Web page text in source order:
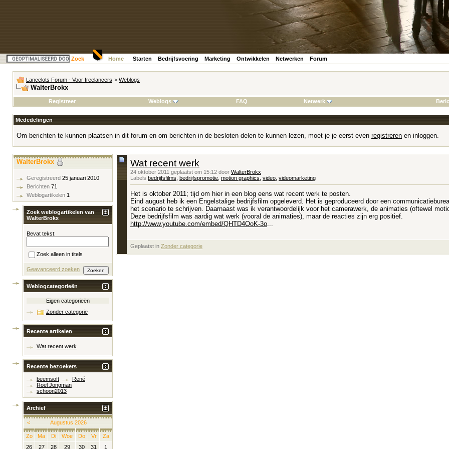
Zoek Home Starten Bedrijfsvoering Marketing Ontwikkelen Netwerken Forum
Lancelots Forum - Voor freelancers > Weblogs
WalterBrokx
Registreer
Weblogs FAQ Netwerk
Mededelingen
Om berichten te kunnen plaatsen in dit forum en om berichten in de besloten delen te kunnen lezen, moet je je eerst even registreren en inloggen.
Wat recent werk
24 oktober 2011 geplaatst om 15:12 door WalterBrokx
Labels bedrijfsfilms bedrijfspromotie motion graphics video videomarketing
Het is oktober 2011; tijd om hier in een blog eens wat recent werk te posten.
Eind august heb ik een Engelstalige bedrijfsfilm opgeleverd. Het is geproduceerd door een
het scenario te schrijven. Daarnaast was ik verantwoordelijk voor het camerawerk, de animaties (oftewel
Deze bedrijfsfilm was aardig wat werk (vooral de animaties), maar de reacties zijn erg positief.
http://www.youtube.com/embed/QHTD4OoK-3o
Geplaatst in Zonder categorie
WalterBrokx
Geregistreerd 25 januari 2010
Berichten 71
Weblogartikelen 1
Zoek weblogartikelen van
WalterBrokx
Bevat tekst:
Zoek alleen in titels
Geavanceerd zoeken
Weblogcategorieën
Eigen categorieën
Zonder categorie
Recente artikelen
Wat recent werk
Recente bezoekers
beemsoft
René
Roel Jongman
schoon2013
Archief
< Augustus 2026
Zo Ma Di Woe Do Vr
Za
26
27 28 29 30 31 1